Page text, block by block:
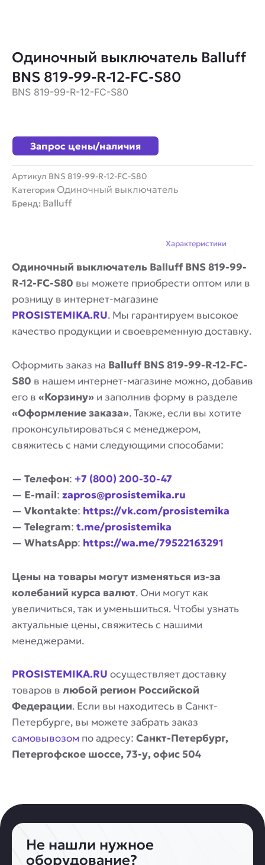
Одиночный выключатель Balluff
BNS 819-99-R-12-FC-S80
BNS 819-99-R-12-FC-S80
Запрос цены/наличия
Артикул BNS 819-99-R-12-FC-S80
Категория Одиночный выключатель
Бренд: Balluff
Характеристики
Одиночный выключатель Balluff BNS 819-99-
R-12-FC-S80 вы можете приобрести оптом или в
розницу в интернет-магазине
PROSISTEMIKA.RU. Мы гарантируем высокое
качество продукции и своевременную доставку.
Оформить заказ на Balluff BNS 819-99-R-12-FC-
S80 в нашем интернет-магазине можно, добавив
его в «Корзину» и заполнив форму в разделе
«Оформление заказа». Также, если вы хотите
проконсультироваться с менеджером,
свяжитесь с нами следующими способами:
— Телефон: +7 (800) 200-30-47
— E-mail: zapros@prosistemika.ru
— Vkontakte: https://vk.com/prosistemika
— Telegram: t.me/prosistemika
— WhatsApp: https://wa.me/79522163291
Цены на товары могут изменяться из-за
колебаний курса валют. Они могут как
увеличиться, так и уменьшиться. Чтобы узнать
актуальные цены, свяжитесь с нашими
менеджерами.
PROSISTEMIKA.RU осуществляет доставку
товаров в любой регион Российской
Федерации. Если вы находитесь в Санкт-
Петербурге, вы можете забрать заказ
самовывозом по адресу: Санкт-Петербург,
Петергофское шоссе, 73-у, офис 504
Не нашли нужное
оборудование?